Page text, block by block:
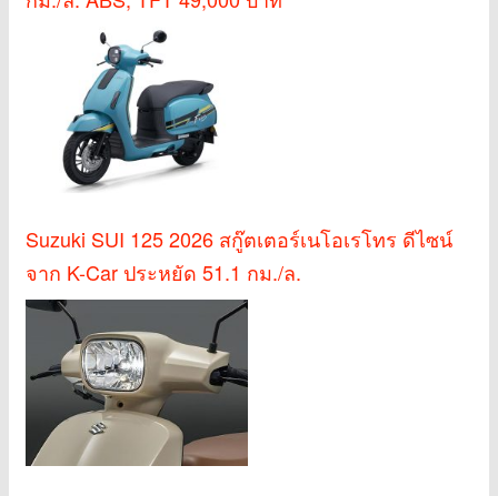
Suzuki SUI 125 2026 สกู๊ตเตอร์เนโอเรโทร ดีไซน์
จาก K-Car ประหยัด 51.1 กม./ล.